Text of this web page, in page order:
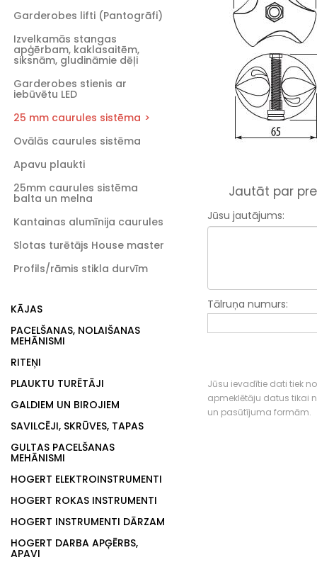
Garderobes lifti (Pantogrāfi)
Izvelkamās stangas
apģērbam, kaklasaitēm,
siksnām, gludināmie dēļi
Garderobes stienis ar
iebūvētu LED
25 mm caurules sistēma
Ovālās caurules sistēma
Apavu plaukti
25mm caurules sistēma
balta un melna
Kantainas alumīnija caurules
Slotas turētājs House master
Profils/rāmis stikla durvīm
KĀJAS
PACELŠANAS, NOLAIŠANAS
MEHĀNISMI
RITEŅI
PLAUKTU TURĒTĀJI
GALDIEM UN BIROJIEM
SAVILCĒJI, SKRŪVES, TAPAS
GULTAS PACELŠANAS
MEHĀNISMI
HOGERT ELEKTROINSTRUMENTI
HOGERT ROKAS INSTRUMENTI
HOGERT INSTRUMENTI DĀRZAM
HOGERT DARBA APĢĒRBS,
APAVI
Jautāt par
Jūsu jautājums:
Tālruņa numurs:
Jūsu ievadītie dati tiek
apmeklētāju datus tikai
un pasūtījuma formām.